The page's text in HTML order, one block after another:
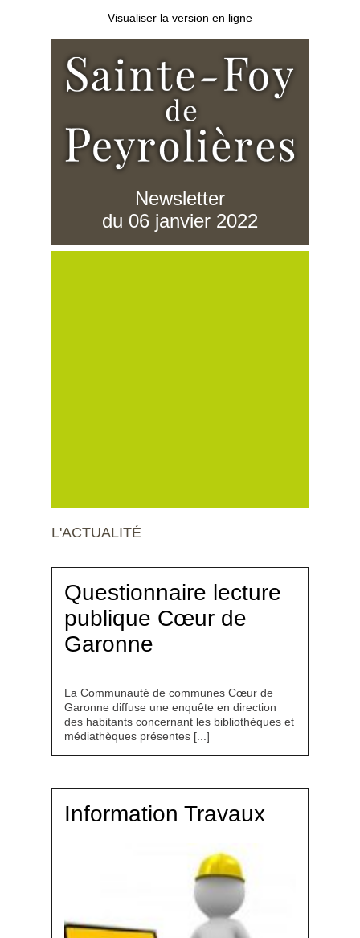
Visualiser la version en ligne
Newsletter
du 06 janvier 2022
L'ACTUALITÉ
Questionnaire lecture
publique Cœur de
Garonne
La Communauté de communes Cœur de
Garonne diffuse une enquête en direction
des habitants concernant les bibliothèques et
médiathèques présentes [...]
Information Travaux